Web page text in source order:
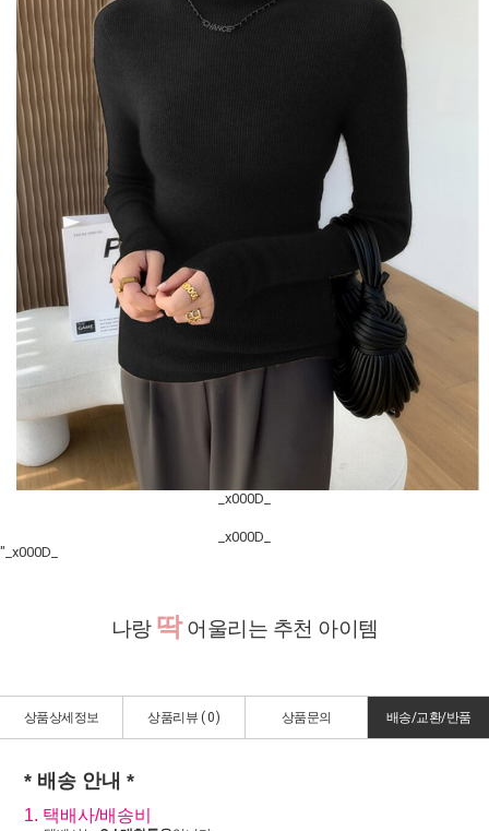
_x000D_
_x000D_
"_x000D_
나랑 딱어울리는 추천 아이템
상품상세정보 상품리뷰 ( 0) 상품문의 배송/교환/반품
* 배송 안내 *
1. 택배사/배송비